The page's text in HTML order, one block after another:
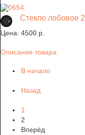
Стекло лобовое
Цена: 4500 p.
Описание товара
В начало
Назад
1
2
Вперёд